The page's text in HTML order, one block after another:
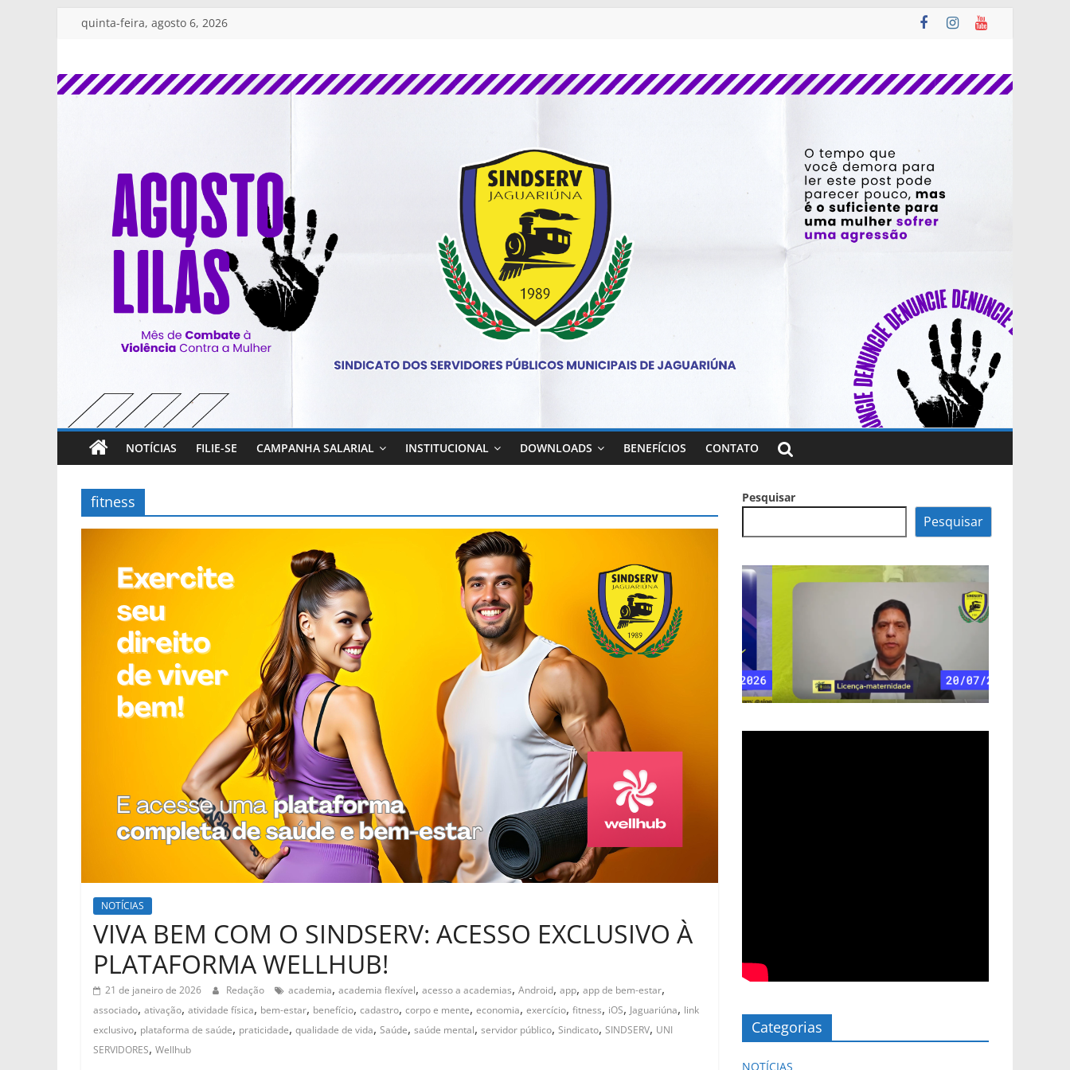
Pular
conteúdo
quinta-feira, agosto 6, 2026
SINDSERV
JAGUARIÚNA
Públicos
Municipais
Jaguariúna
NOTÍCIAS FILIE-SE CAMPANHA SALARIAL INSTITUCIONAL DOWNLOADS BENEFÍCIOS CONTATO
fitness
NOTÍCIAS
VIVA BEM COM O SINDSERV: ACESSO EXCLUSIVO À
PLATAFORMA WELLHUB!
21 de janeiro de 2026 Redação academia, academia flexível, acesso a academias, Android, app, app de bem-estar,
associado, ativação, atividade física, bem-estar, benefício, cadastro, corpo e mente, economia, exercício, fitness, iOS, Jaguariúna, link
exclusivo, plataforma de saúde, praticidade, qualidade de vida, Saúde, saúde mental, servidor público, Sindicato, SINDSERV, UNI
SERVIDORES, Wellhub
Pesquisar
Pesquisar
Categorias
NOTÍCIAS